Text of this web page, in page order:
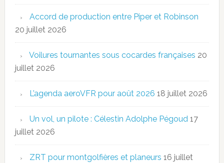
Accord de production entre Piper et Robinson
20 juillet 2026
Voilures tournantes sous cocardes françaises 20
juillet 2026
L’agenda aeroVFR pour août 2026 18 juillet 2026
Un vol, un pilote : Célestin Adolphe Pégoud 17
juillet 2026
ZRT pour montgolfières et planeurs 16 juillet